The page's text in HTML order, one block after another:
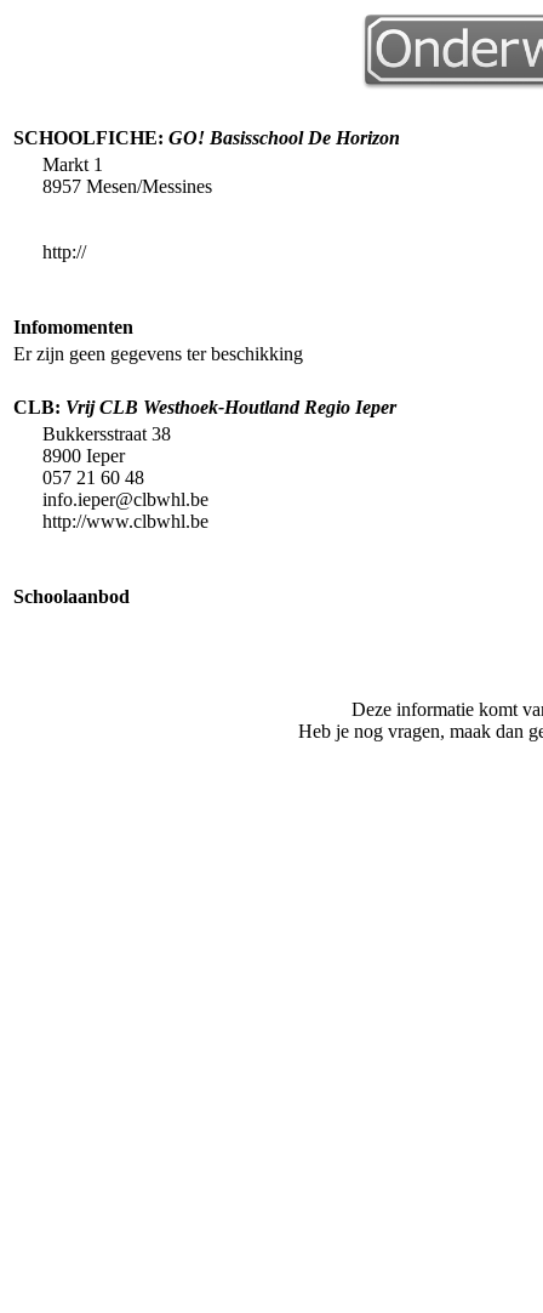
SCHOOLFICHE: GO! Basisschool De Horizon
Markt 1
8957 Mesen/Messines
http://
Infomomenten
Er zijn geen gegevens ter beschikking
CLB: Vrij CLB Westhoek-Houtland Regio Ieper
Bukkersstraat 38
8900 Ieper
057 21 60 48
info.ieper@clbwhl.be
http://www.clbwhl.be
Schoolaanbod
Deze informatie komt
Heb je nog vragen, maak dan